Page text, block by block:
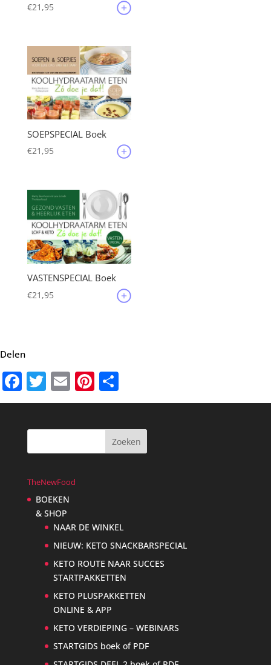
€21,95
SOEPSPECIAL Boek
€21,95
VASTENSPECIAL Boek
€21,95
Delen
Facebook
Twitter
EmailPinterest
TheNewFood
BOEKEN
& SHOP
NAAR DE WINKEL
NIEUW: KETO SNACKBARSPECIAL
KETO ROUTE NAAR SUCCES
STARTPAKKETTEN
KETO PLUSPAKKETTEN
ONLINE & APP
KETO VERDIEPING – WEBINARS
STARTGIDS boek of PDF